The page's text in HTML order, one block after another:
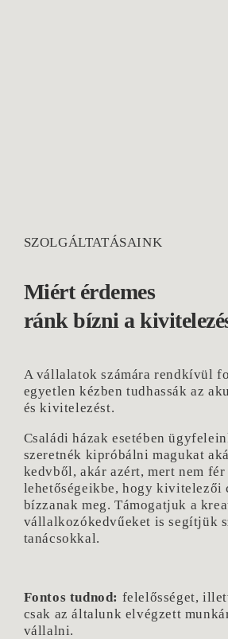
SZOLGÁLTATÁSAINK
Miért érdemes
ránk bízni a
A vállalatok számára rendkívül
egyetlen kézben tudhassák az
és kivitelezést.
Családi házak esetében
szeretnék kipróbálni magukat
kedvből, akár azért, mert nem
lehetőségeikbe, hogy kivitelezői
bízzanak meg. Támogatjuk a
vállalkozókedvűeket is segítjük
tanácsokkal.
Fontos tudnod: felelősséget,
csak az általunk elvégzett
vállalni.